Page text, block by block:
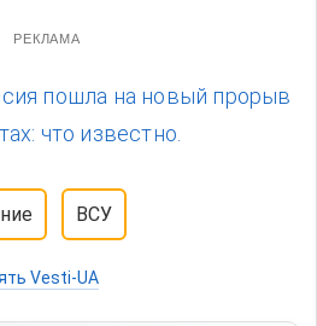
РЕКЛАМА
пошла на новый прорыв
что известно.
ВСУ
Vesti-UA